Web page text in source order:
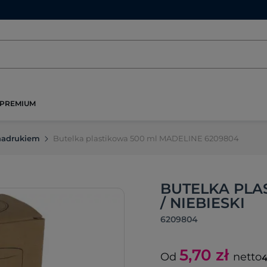
PREMIUM
Butelka plastikowa 500 ml MADELINE 6209804
BUTELKA
/ NIEBIESKI
6209804
Od 5,70 zł netto